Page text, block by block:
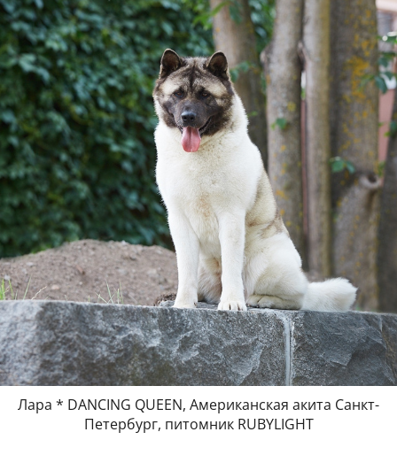
Лара * DANCING QUEEN, Американская акита Санкт-
Петербург, питомник RUBYLIGHT